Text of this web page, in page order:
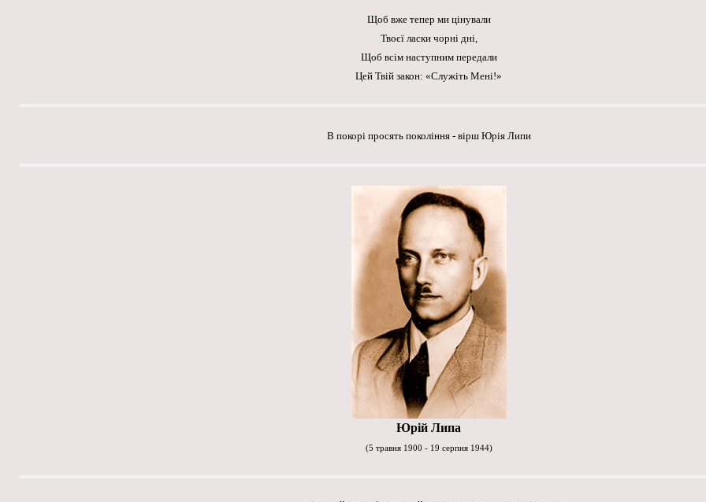
Щоб вже тепер ми цінували
Твоєї ласки чорні дні,
Щоб всім наступним передали
Цей Твій закон: «Служіть Мені!»
В покорі просять покоління - вірш Юрія Липи
Юрій Липа
(5 травня 1900 - 19 серпня 1944)